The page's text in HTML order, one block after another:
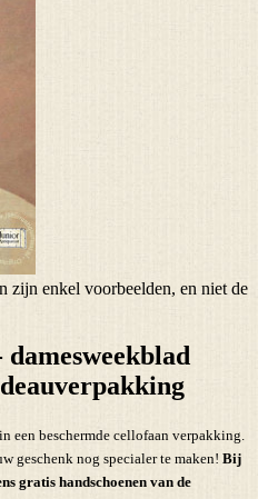
zijn enkel voorbeelden, en niet de
een beschermde cellofaan verpakking.
geschenk nog specialer te maken! Bij
gratis handschoenen van de